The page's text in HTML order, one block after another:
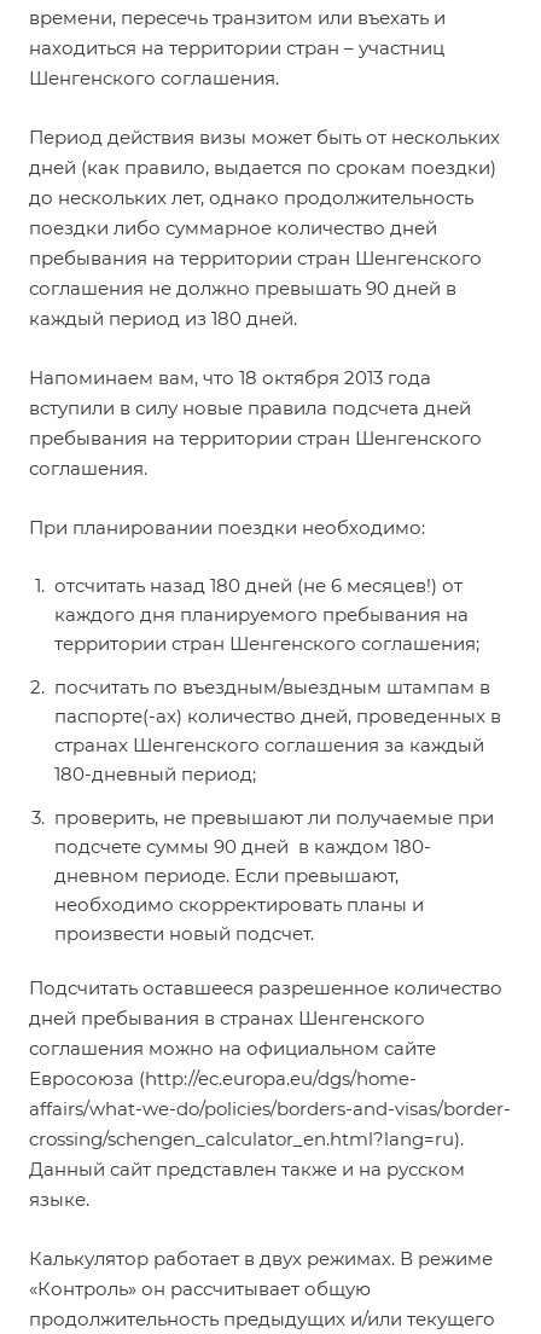
времени, пересечь транзитом или въехать и
находиться на территории стран – участниц
Шенгенского соглашения.
Период действия визы может быть от нескольких
дней (как правило, выдается по срокам поездки)
до нескольких лет, однако продолжительность
поездки либо суммарное количество дней
пребывания на территории стран Шенгенского
соглашения не должно превышать 90 дней в
каждый период из 180 дней.
Напоминаем вам, что 18 октября 2013 года
вступили в силу новые правила подсчета дней
пребывания на территории стран Шенгенского
соглашения.
При планировании поездки необходимо:
отсчитать назад 180 дней (не 6 месяцев!) от
каждого дня планируемого пребывания на
территории стран Шенгенского соглашения;
посчитать по въездным/выездным штампам в
паспорте(-ах) количество дней, проведенных в
странах Шенгенского соглашения за каждый
180-дневный период;
проверить, не превышают ли получаемые при
подсчете суммы 90 дней в каждом 180-
дневном периоде. Если превышают,
необходимо скорректировать планы и
произвести новый подсчет.
Подсчитать оставшееся разрешенное количество
дней пребывания в странах Шенгенского
соглашения можно на официальном сайте
Евросоюза (http://ec.europa.eu/dgs/home-
affairs/what-we-do/policies/borders-and-visas/border-
crossing/schengen_calculator_en.html?lang=ru).
Данный сайт представлен также и на русском
языке.
Калькулятор работает в двух режимах. В режиме
«Контроль» он рассчитывает общую
продолжительность предыдущих и/или текущего